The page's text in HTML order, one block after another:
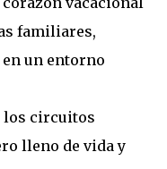
familiares,
un entorno
los circuitos
lleno de vida y